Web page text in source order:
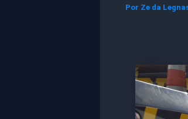
Por Ze da